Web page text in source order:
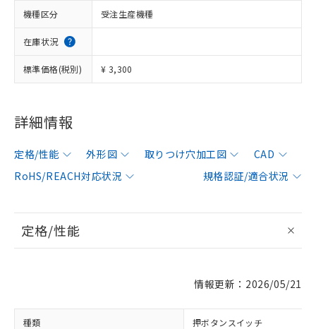
機種区分 受注生産機種
在庫状況
標準価格(税別) ¥ 3,300
詳細情報
定格/性能 外形図 取りつけ穴加工図
CAD
RoHS/REACH対応状況
規格認証/適合状況
定格/性能
情報更新：2026/05/21
種類 押ボタンスイッチ